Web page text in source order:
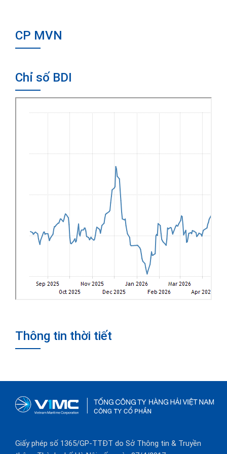
CP MVN
Chỉ số BDI
Thông tin thời tiết
Giấy phép số 1365/GP-TTĐT do Sở Thông tin & Truyền